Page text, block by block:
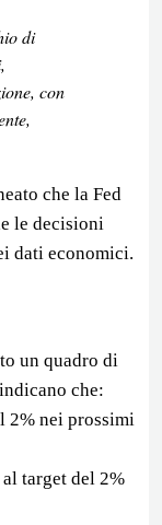
di
con
che la Fed
le decisioni
dati economici.
un quadro di
che:
nei prossimi
target del 2%